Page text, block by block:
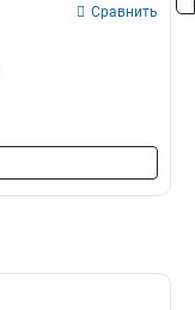
Сравнить